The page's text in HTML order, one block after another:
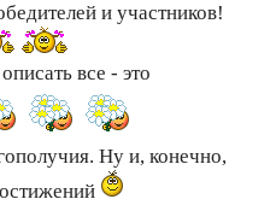
и участников!
все - это
Ну и, конечно,